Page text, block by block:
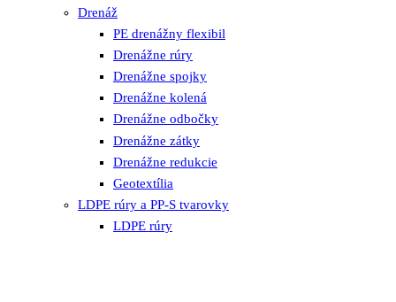
Drenáž
PE drenážny flexibil
Drenážne rúry
Drenážne spojky
Drenážne kolená
Drenážne odbočky
Drenážne zátky
Drenážne redukcie
Geotextília
LDPE rúry a PP-S tvarovky
LDPE rúry